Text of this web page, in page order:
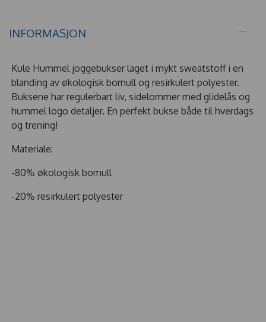
INFORMASJON
Kule Hummel joggebukser laget i mykt sweatstoff i en
blanding av økologisk bomull og resirkulert polyester.
Buksene har regulerbart liv, sidelommer med glidelås og
hummel logo detaljer. En perfekt bukse både til hverdags
og trening!
Materiale:
-80% økologisk bomull
-20% resirkulert polyester